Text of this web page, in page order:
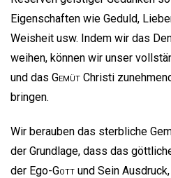
Eigenschaften wie Geduld,
Weisheit usw. Indem wir das
weihen, können wir unser
und das Gemüt Christi
bringen.
Wir berauben das sterbliche
der Grundlage, dass das
der Ego-Gott und Sein